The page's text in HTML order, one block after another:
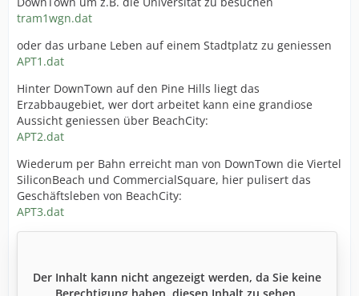
tram1wgn.dat
oder das urbane Leben auf einem Stadtplatz zu geniessen
APT1.dat
Hinter DownTown auf den Pine Hills liegt das
Erzabbaugebiet, wer dort arbeitet kann eine grandiose
Aussicht geniessen über BeachCity:
APT2.dat
Wiederum per Bahn erreicht man von DownTown die Viertel
SiliconBeach und CommercialSquare, hier pulisert das
Geschäftsleben von BeachCity:
APT3.dat
Der Inhalt kann nicht angezeigt werden, da Sie keine